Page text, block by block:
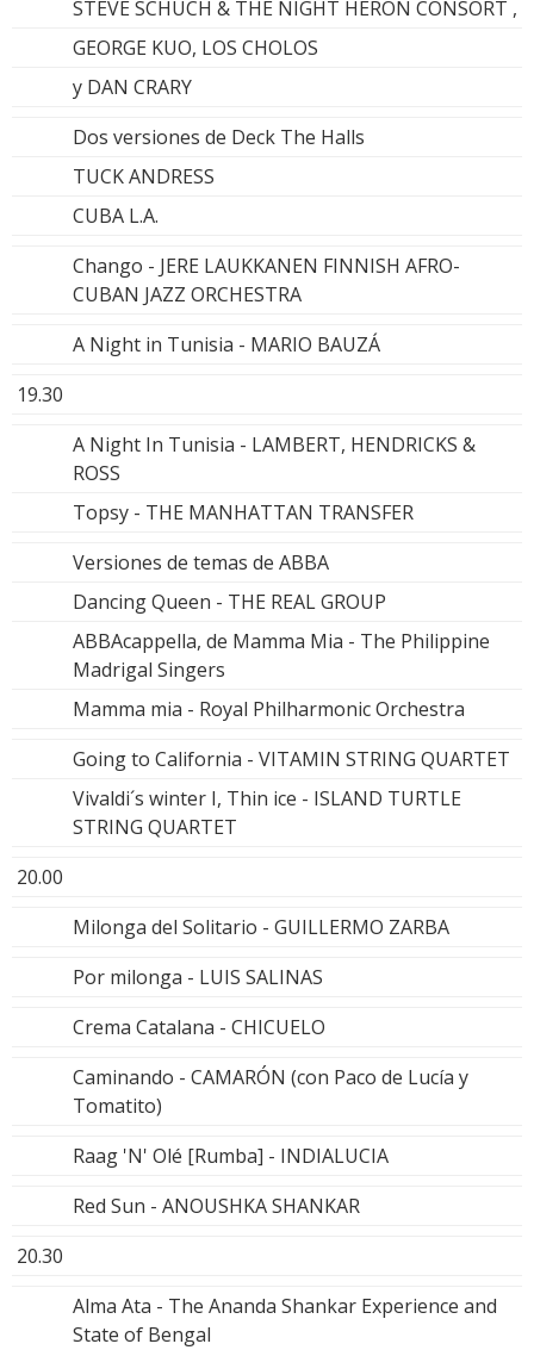
STEVE SCHUCH & THE NIGHT HERON CONSORT ,
GEORGE KUO, LOS CHOLOS
y DAN CRARY
Dos versiones de Deck The Halls
TUCK ANDRESS
CUBA L.A.
Chango - JERE LAUKKANEN FINNISH AFRO-
CUBAN JAZZ ORCHESTRA
A Night in Tunisia - MARIO BAUZÁ
19.30
A Night In Tunisia - LAMBERT, HENDRICKS &
ROSS
Topsy - THE MANHATTAN TRANSFER
Versiones de temas de ABBA
Dancing Queen - THE REAL GROUP
ABBAcappella, de Mamma Mia - The Philippine
Madrigal Singers
Mamma mia - Royal Philharmonic Orchestra
Going to California - VITAMIN STRING QUARTET
Vivaldi´s winter I, Thin ice - ISLAND TURTLE
STRING QUARTET
20.00
Milonga del Solitario - GUILLERMO ZARBA
Por milonga - LUIS SALINAS
Crema Catalana - CHICUELO
Caminando - CAMARÓN (con Paco de Lucía y
Tomatito)
Raag 'N' Olé [Rumba] - INDIALUCIA
Red Sun - ANOUSHKA SHANKAR
20.30
Alma Ata - The Ananda Shankar Experience and
State of Bengal